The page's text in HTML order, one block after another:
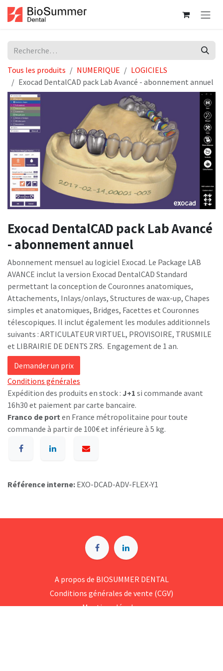
Se rendre au contenu
Tous les produits NUMERIQUE
LOGICIELS
Exocad DentalCAD pack Lab Avancé - abonnement annuel
Exocad DentalCAD pack Lab Avancé
- abonnement annuel
Abonnement mensuel au logiciel Exocad. Le Package LAB
AVANCE inclut la version Exocad DentalCAD Standard
permettant la conception de Couronnes anatomiques,
Attachements, Inlays/onlays, Structures de wax-up, Chapes
simples et anatomiques, Bridges, Facettes et Couronnes
télescopiques. Il inclut également les modules additionnels
suivants : ARTICULATEUR VIRTUEL, PROVISOIRE, TRUSMILE
et LIBRAIRIE DE DENTS ZRS. Engagement de 1 an.
Demander un prix
Conditions générales
Expédition des produits en stock : J+1 si commande avant
16h30 et paiement par carte bancaire.
Franco de port en France métropolitaine pour toute
commande à partir de 100€ et inférieure à 5 kg.
Référence interne: EXO-DCAD-ADV-FLEX-Y1
A p​ropos de BIOSUMMER DENTAL
Conditions générales d​e vente (CGV)
Mentions légales